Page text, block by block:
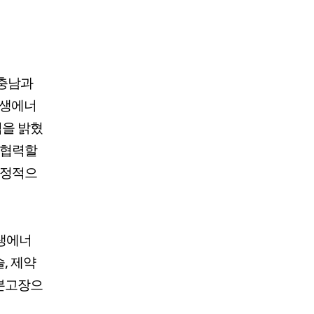
남과
에너
밝혔
력할
적으
에너
, 제약
고장으